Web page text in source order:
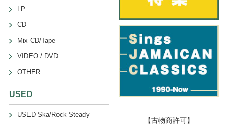
LP
CD
Mix CD/Tape
VIDEO / DVD
OTHER
USED
USED Ska/Rock Steady
【古物商許可】